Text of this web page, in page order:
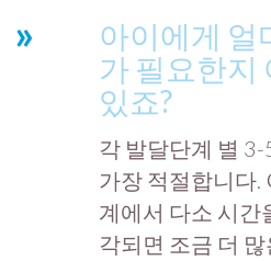
아이에게 얼
가 필요한지
있죠?
각 발달단계 별
가장 적절합니다.
계에서 다소 시간
각되면 조금 더